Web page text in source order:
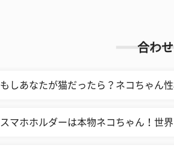
合わ
もしあなたが猫だったら？ネコちゃん
スマホホルダーは本物ネコちゃん！世